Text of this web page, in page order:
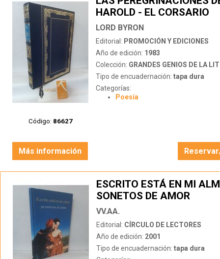
Código: 86627
HAROLD - EL CORSARIO
LORD BYRON
Editorial: PROMOCIÓN Y EDICIONES
Año de edición: 1983
Colección: GRANDES GENIOS DE LA
Tipo de encuadernación: tapa dura
Categorías:
Poesía
Más información
ESCRITO ESTÁ EN MI
SONETOS DE AMOR
VV.AA.
Editorial: CÍRCULO DE LECTORES
Año de edición: 2001
Tipo de encuadernación: tapa dura